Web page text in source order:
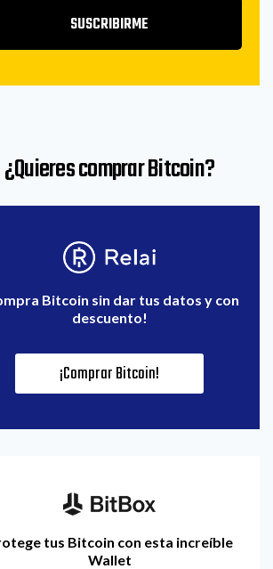
SUSCRIBIRME
¿Quieres comprar Bitcoin?
Bitcoin sin dar tus datos y con
descuento!
¡Comprar Bitcoin!
tus Bitcoin con esta increíble
Wallet